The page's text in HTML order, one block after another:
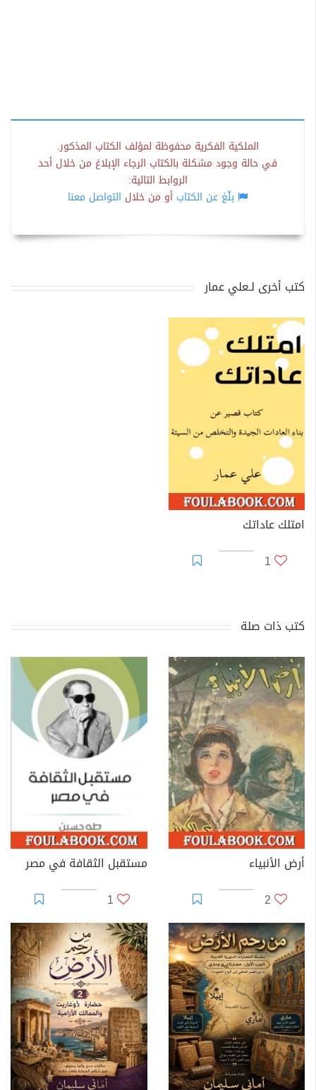
الملكية الفكرية محفوظة لمؤلف الكتاب المذكور.
في حالة وجود مشكلة بالكتاب الرجاء الإبلاغ من خلال أحد
الروابط التالية:
بلّغ عن الكتاب أو من خلال التواصل معنا
كتب أخرى لـعلي عمار
امتلك عاداتك
1
كتب ذات صلة
أرض الأنبياء
2
مستقبل الثقافة في مصر
1